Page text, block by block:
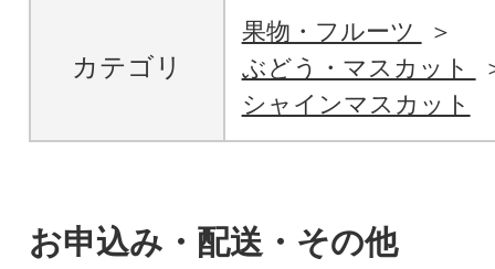
カテゴリ
果物・フルーツ
ぶどう・マスカット
シャインマスカット
お申込み・配送・その他